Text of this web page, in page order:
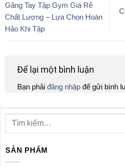
Găng Tay Tập Gym Giá Rẻ
Chất Lượng – Lựa Chọn Hoàn
Hảo Khi Tập
Để lại một bình luận
Bạn phải đăng nhập để gửi bình
SẢN PHẨM